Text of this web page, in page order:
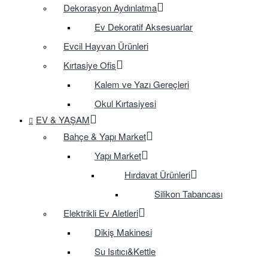
Dekorasyon Aydınlatma
Ev Dekoratif Aksesuarlar
Evcil Hayvan Ürünleri
Kırtasiye Ofis
Kalem ve Yazı Gereçleri
Okul Kırtasiyesi
EV & YAŞAM
Bahçe & Yapı Market
Yapı Market
Hırdavat Ürünleri
Silikon Tabancası
Elektrikli Ev Aletleri
Dikiş Makinesi
Su Isıtıcı&Kettle